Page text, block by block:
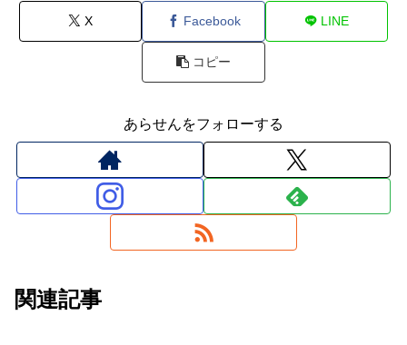
X Facebook LINE
コピー
あらせんをフォローする
関連記事